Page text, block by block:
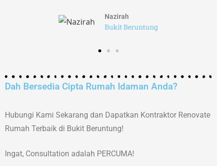
Nazirah
Bukit Beruntung
Dah Bersedia Cipta Rumah Idaman Anda?
Hubungi Kami Sekarang dan Dapatkan Kontraktor Renovate
Rumah Terbaik di Bukit Beruntung!
Ingat, Consultation adalah PERCUMA!